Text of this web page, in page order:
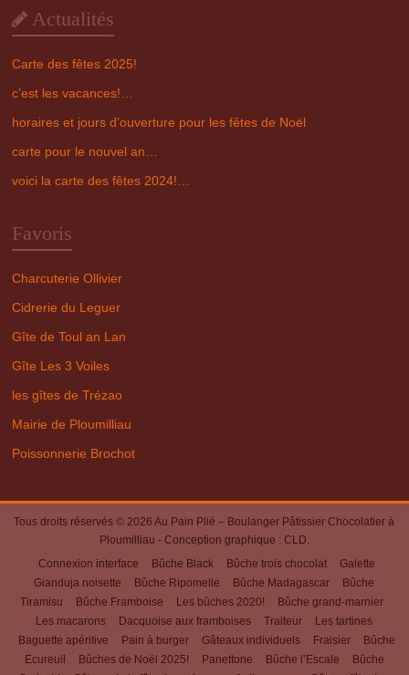
Actualités
Carte des fêtes 2025!
c’est les vacances!…
horaires et jours d’ouverture pour les fêtes de Noël
carte pour le nouvel an…
voici la carte des fêtes 2024!…
Favoris
Charcuterie Ollivier
Cidrerie du Leguer
Gîte de Toul an Lan
Gîte Les 3 Voiles
les gîtes de Trézao
Mairie de Ploumilliau
Poissonnerie Brochot
Tous droits réservés © 2026Au Pain Plié – Boulanger Pâtissier Chocolatier à
Ploumilliau - Conception graphique : CLD.
Connexion interface
Bûche Black Bûche trois chocolat
Galette
Gianduja noisette
Bûche Ripomelle Bûche Madagascar
Bûche
Tiramisu
Bûche Framboise Les bûches 2020!
Bûche grand-marnier
Les macarons
Dacquoise aux framboises Traiteur
Les tartines
Baguette apéritive
Pain à burger Gâteaux individuels Fraisier
Bûche
Ecureuil
Bûches de Noël 2025! Panettone Bûche l’Escale
Bûche